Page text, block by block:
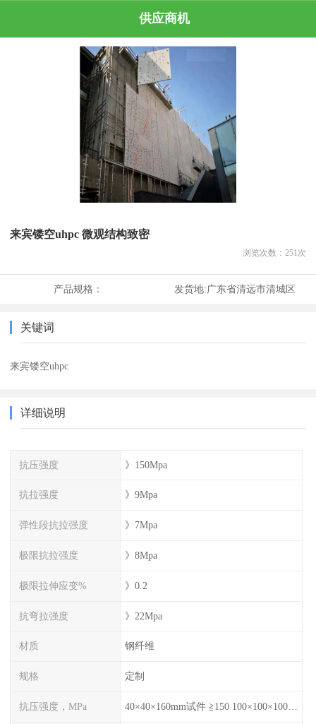
供应商机
来宾镂空uhpc 微观结构致密
浏览次数： 251 次
产品规格： 发货地:广东省清远市清城区
关键词
来宾镂空uhpc
详细说明
抗压强度 》150Mpa
抗拉强度 》9Mpa
弹性段抗拉强度 》7Mpa
极限抗拉强度 》8Mpa
极限拉伸应变% 》0.2
抗弯拉强度 》22Mpa
材质 钢纤维
规格 定制
抗压强度，MPa 40×40×160mm试件 ≧150 100×100×100mm试件≧120